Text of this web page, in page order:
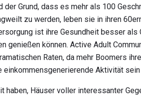
Grund, dass es mehr als 100
zu werden, leben sie in ihren
ist ihre Gesundheit besser als
genießen können. Active Adult
Raten, da mehr Boomers
einkommensgenerierende Aktivität
haben, Häuser voller interessanter